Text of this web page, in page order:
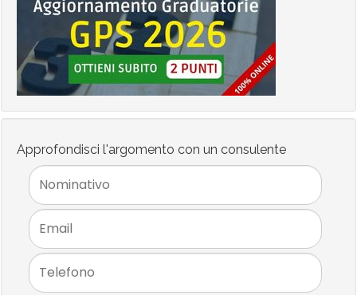
Approfondisci l'argomento con un consulente